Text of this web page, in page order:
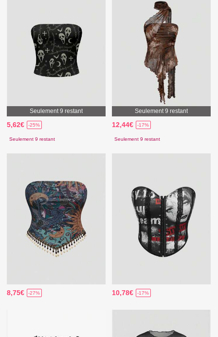
Seulement 9 restant
5,62€ -25%
Seulement 9 restant
Seulement 9 restant
12,44€ -17%
Seulement 9 restant
8,75€ -27% 10,78€ -17%